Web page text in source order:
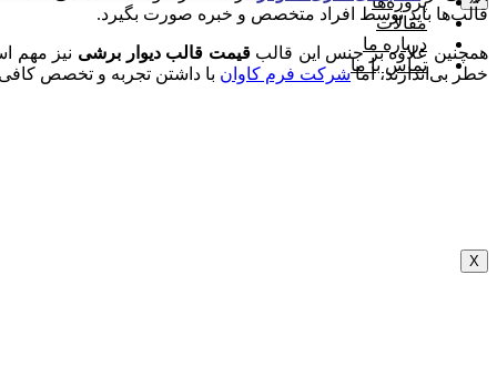
مقالات
درباره ما
تماس با ما
X
قالب‌ها باید توسط افراد متخصص و خبره صورت بگیرد.
همچنین علاوه بر جنس این قالب‌قیمت قالب دیوار برشی نیز مهم
خطر بی‌اندازند، اماشرکت فرم کاوان با داشتن تجربه و تخصص